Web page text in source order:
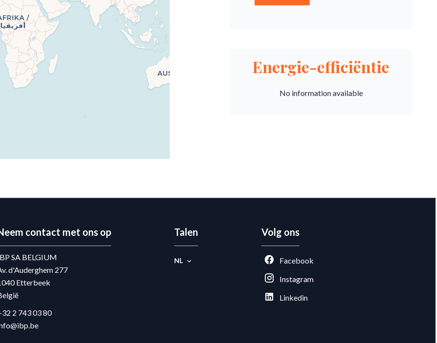
Energie-efficiëntie
No information available
contact met ons op
SA BELGIUM
d'Auderghem 277
Etterbeek
2 743 03 80
Talen
NL
Volg ons
Facebook
Instagram
Linkedin